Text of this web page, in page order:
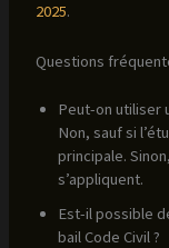
2025.
Questions
Peut-on utiliser
Non, sauf si
principale.
s’appliquent.
Est-il possible
bail Code Civil ?